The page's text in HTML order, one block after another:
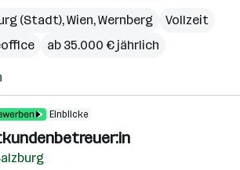
(Stadt),Wien,Wernberg
Vollzeit
ab 35.000 € jährlich
Einblicke